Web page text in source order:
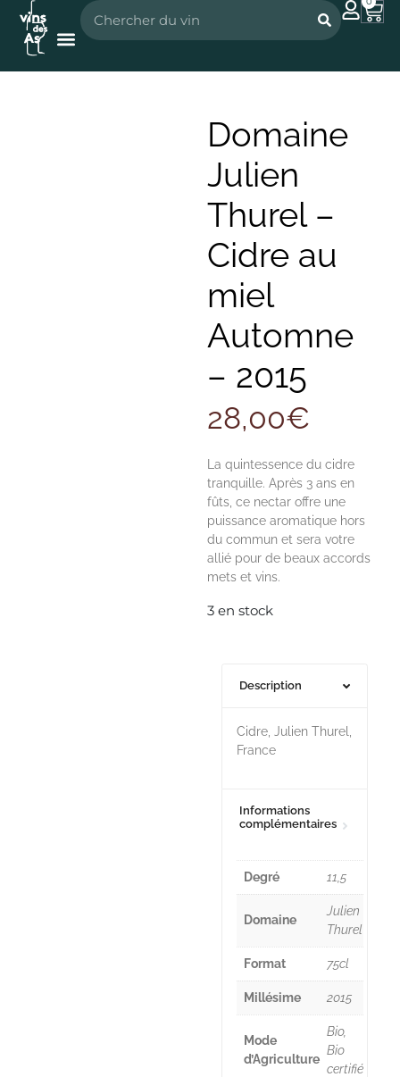
Domaine
Julien
Thurel –
Cidre au
miel
Automne
– 2015
28,00€
La quintessence du cidre
tranquille. Après 3 ans en
fûts, ce nectar offre une
puissance aromatique hors
du commun et sera votre
allié pour de beaux accords
mets et vins.
3 en stock
Description
Cidre, Julien Thurel,
France
Informations
complémentaires
Degré 11,5
Domaine
Julien
Thurel
Format 75cl
Millésime 2015
Mode
d’Agriculture
Bio,
Bio
certifié